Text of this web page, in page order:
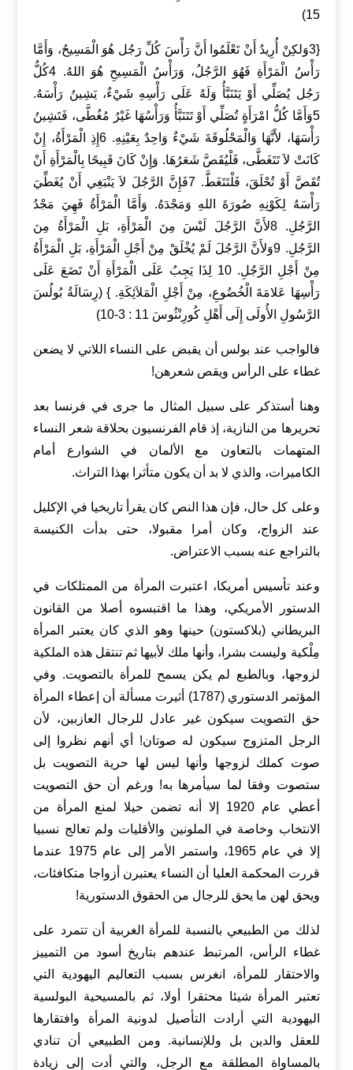
15)
{3وَلكِنْ أُرِيدُ أَنْ تَعْلَمُوا أَنَّ رَأْسَ كُلِّ رَجُل هُوَ الْمَسِيحُ، وَأَمَّا
رَأْسُ الْمَرْأَةِ فَهُوَ الرَّجُلُ، وَرَأْسُ الْمَسِيحِ هُوَ اللهُ. 4كُلُّ
رَجُل يُصَلِّي أَوْ يَتَنَبَّأُ وَلَهُ عَلَى رَأْسِهِ شَيْءٌ، يَشِينُ رَأْسَهُ.
5وَأَمَّا كُلُّ امْرَأَةٍ تُصَلِّي أَوْ تَتَنَبَّأُ وَرَأْسُهَا غَيْرُ مُغُطَّى، فَتَشِينُ
رَأْسَهَا، لأَنَّهَا وَالْمَحْلُوقَةَ شَيْءٌ وَاحِدٌ بِعَيْنِهِ. 6إِذِ الْمَرْأَةُ، إِنْ
كَانَتْ لاَ تَتَغَطَّى، فَلْيُقَصَّ شَعَرُهَا. وَإِنْ كَانَ قَبِيحًا بِالْمَرْأَةِ أَنْ
تُقَصَّ أَوْ تُحْلَقَ، فَلْتَتَغَطَّ. 7فَإِنَّ الرَّجُلَ لاَ يَنْبَغِي أَنْ يُغَطِّيَ
رَأْسَهُ لِكَوْنِهِ صُورَةَ اللهِ وَمَجْدَهُ. وَأَمَّا الْمَرْأَةُ فَهِيَ مَجْدُ
الرَّجُلِ. 8لأَنَّ الرَّجُلَ لَيْسَ مِنَ الْمَرْأَةِ، بَلِ الْمَرْأَةُ مِنَ
الرَّجُلِ. 9وَلأَنَّ الرَّجُلَ لَمْ يُخْلَقْ مِنْ أَجْلِ الْمَرْأَةِ، بَلِ الْمَرْأَةُ
مِنْ أَجْلِ الرَّجُلِ. 10 لِذَا يَجِبُ عَلَى الْمَرْأَةِ أَنْ تَضَعَ عَلَى
رَأْسِهَا عَلامَةَ الْخُضُوعِ، مِنْ أَجْلِ الْمَلاَئِكَةِ. } (رِسَالَةُ بُولُسَ
الرَّسُولِ الأُولَى إِلَى أَهْلِ كُورِنْثُوسَ 11 : 3-10)
فالواجب عند بولس أن يقبض على النساء اللاتي لا يضعن
غطاء على الرأس ويقص شعرهن!
وهنا أستذكر على سبيل المثال ما جرى في فرنسا بعد
تحريرها من النازية، إذ قام الفرنسيون بحلاقة شعر النساء
المتهمات بالتعاون مع الألمان في الشوارع أمام
الكاميرات، والذي لا بد أن يكون متأثرا بهذا التراث.
وعلى كل حال، فإن هذا النص كان يقرأ تاريخيا في الإكليل
عند الزواج، وكان أمرا مقبولا، حتى بدأت الكنيسة
بالتراجع عنه بسبب الاعتراض.
وعند تأسيس أمريكا، اعتبرت المرأة من الممتلكات في
الدستور الأمريكي، وهذا ما اقتبسوه أصلا من القانون
البريطاني (بلاكستون) حينها وهو الذي كان يعتبر المرأة
مِلْكية وليست بشرا، وأنها ملك لأبيها ثم تنتقل هذه الملكية
لزوجها، وبالطبع لم يكن يسمح للمرأة بالتصويت. وفي
المؤتمر الدستوري (1787) أثيرت مسألة أن إعطاء المرأة
حق التصويت سيكون غير عادل للرجال العازبين، لأن
الرجل المتزوج سيكون له صوتان! أي أنهم نظروا إلى
صوت كملك لزوجها وأنها ليس لها حرية التصويت بل
ستصوت وفقا لما سيأمرها به! ورغم أن حق التصويت
أعطي عام 1920 إلا أنه تضمن حيلا لمنع المرأة من
الانتخاب وخاصة في الملونين والأقليات ولم تعالج نسبيا
إلا في عام 1965، واستمر الأمر إلى عام 1975 عندما
قررت المحكمة العليا أن النساء يعتبرن أزواجا متكافئات،
ويحق لهن ما يحق للرجال من الحقوق الدستورية!
لذلك من الطبيعي بالنسبة للمرأة الغربية أن تتمرد على
غطاء الرأس، المرتبط عندهم بتاريخ أسود من التمييز
والاحتقار للمرأة، انغرس بسبب التعاليم اليهودية التي
تعتبر المرأة شيئا محتقرا أولا، ثم بالمسيحية البولسية
اليهودية التي أرادت التأصيل لدونية المرأة وافتقارها
للعقل والدين بل وللإنسانية. ومن الطبيعي أن تنادي
بالمساواة المطلقة مع الرجل، والتي أدت إلى زيادة